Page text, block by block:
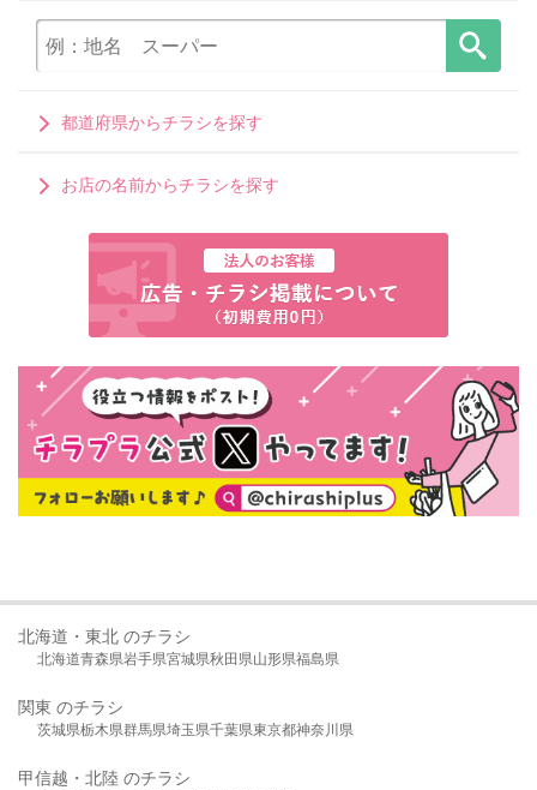
都道府県からチラシを探す
お店の名前からチラシを探す
北海道・東北 のチラシ
北海道青森県岩手県宮城県秋田県山形県福島県
関東 のチラシ
茨城県栃木県群馬県埼玉県千葉県東京都神奈川県
甲信越・北陸 のチラシ